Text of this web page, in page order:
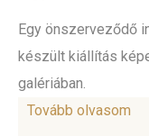
Egy önszerveződő
készült kiállítás
galériában.
Tovább olvasom